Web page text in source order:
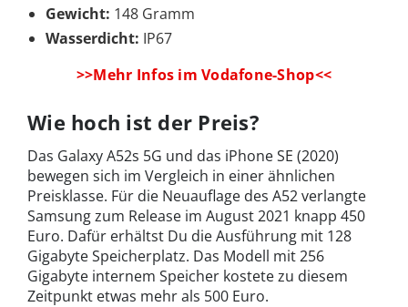
Gewicht: 148 Gramm
Wasserdicht: IP67
>>Mehr Infos im Vodafone-Shop<<
Wie hoch ist der Preis?
Das Galaxy A52s 5G und das iPhone SE (2020)
bewegen sich im Vergleich in einer ähnlichen
Preisklasse. Für die Neuauflage des A52 verlangte
Samsung zum Release im August 2021 knapp 450
Euro. Dafür erhältst Du die Ausführung mit 128
Gigabyte Speicherplatz. Das Modell mit 256
Gigabyte internem Speicher kostete zu diesem
Zeitpunkt etwas mehr als 500 Euro.